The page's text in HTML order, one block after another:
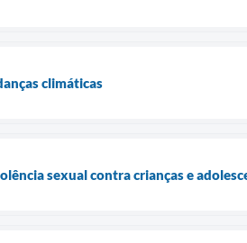
climáticas
sexual contra crianças e